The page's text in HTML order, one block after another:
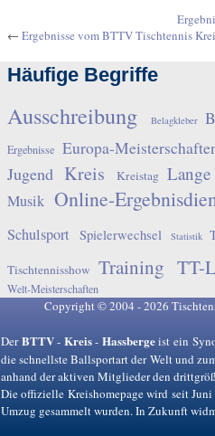
← Ergebnisse vom BTTV Tischtennis
Häufige Begriffe
Ausschreibung Belagkleber
Ergebnisse Europa-
Jugend Kreis Kreistag
Musik Online-
Schulsport
Spielerwechsel Statistik
Tischtennisshow Training TT-
Welt-Meisterschaften
Copyright © 2004 - 2026
DerBTTV- Kreis- Hassbergeist ein
die schnellste Ballsportart der Welt und
anhand der aktiven Mitglieder den
Die offizielle Kreishomepage wird seit
Umzug gesammelt wurden. In Zukunft